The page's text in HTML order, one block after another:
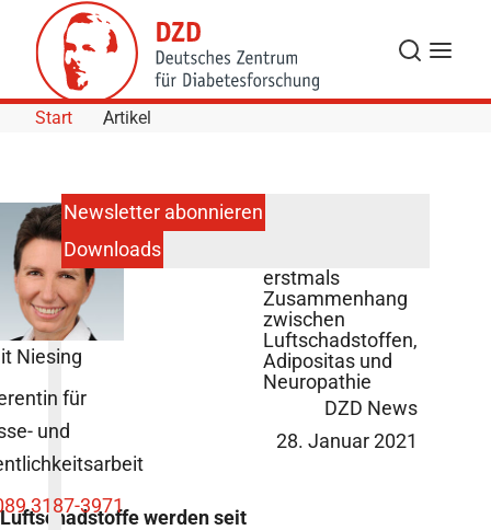
Skip to Content
Suche
Start Artikel
erstmals
Zusammenhang
zwischen
Luftschadstoffen,
Adipositas und
Neuropathie
DZD News
28. Januar 2021
Luftschadstoffe werden seit
Niesing
für
und
3187-3971
Newsletter abonnieren
Downloads